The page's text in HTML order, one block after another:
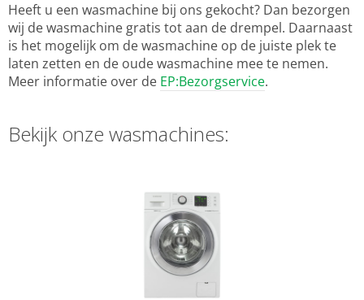
Heeft u een wasmachine bij ons gekocht? Dan bezorgen
wij de wasmachine gratis tot aan de drempel. Daarnaast
is het mogelijk om de wasmachine op de juiste plek te
laten zetten en de oude wasmachine mee te nemen.
Meer informatie over de EP:Bezorgservice.
Bekijk onze wasmachines: